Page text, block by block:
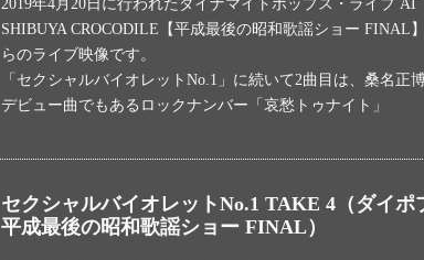
2019年4月20日に行われたダイナマイトポップス・ライブ AT
SHIBUYA CROCODILE【平成最後の昭和歌謡ショー FINAL
らのライブ映像です。
「セクシャルバイオレットNo.1」に続いて2曲目は、桑名正
デビュー曲でもあるロックナンバー「哀愁トゥナイト」
セクシャルバイオレットNo.1 TAKE 4（ダイポ
平成最後の昭和歌謡ショー FINAL）